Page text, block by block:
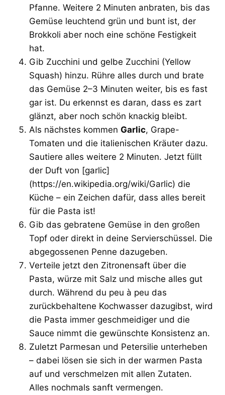
Pfanne. Weitere 2 Minuten anbraten, bis das
Gemüse leuchtend grün und bunt ist, der
Brokkoli aber noch eine schöne Festigkeit
hat.
Gib Zucchini und gelbe Zucchini (Yellow
Squash) hinzu. Rühre alles durch und brate
das Gemüse 2–3 Minuten weiter, bis es fast
gar ist. Du erkennst es daran, dass es zart
glänzt, aber noch schön knackig bleibt.
Als nächstes kommen Garlic, Grape-
Tomaten und die italienischen Kräuter dazu.
Sautiere alles weitere 2 Minuten. Jetzt füllt
der Duft von [garlic]
(https://en.wikipedia.org/wiki/Garlic) die
Küche – ein Zeichen dafür, dass alles bereit
für die Pasta ist!
Gib das gebratene Gemüse in den großen
Topf oder direkt in deine Servierschüssel. Die
abgegossenen Penne dazugeben.
Verteile jetzt den Zitronensaft über die
Pasta, würze mit Salz und mische alles gut
durch. Während du peu à peu das
zurückbehaltene Kochwasser dazugibst, wird
die Pasta immer geschmeidiger und die
Sauce nimmt die gewünschte Konsistenz an.
Zuletzt Parmesan und Petersilie unterheben
– dabei lösen sie sich in der warmen Pasta
auf und verschmelzen mit allen Zutaten.
Alles nochmals sanft vermengen.